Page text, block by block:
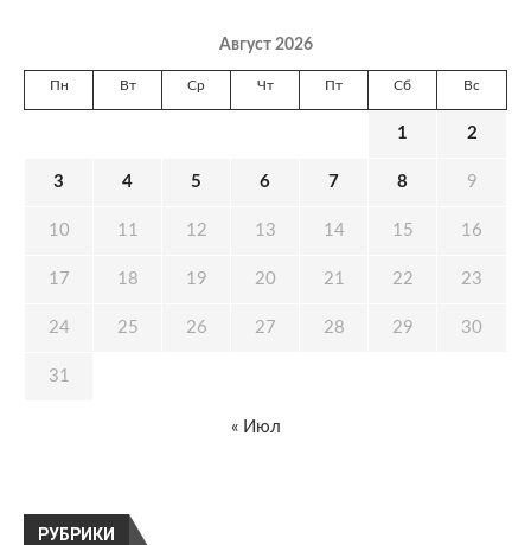
РУБРИКИ
Август 2026
Пн Вт Ср Чт Пт Сб Вс
1 2
3 4 5 6 7 8 9
10 11 12 13 14 15 16
17 18 19 20 21 22 23
24 25 26 27 28 29 30
31
« Июл